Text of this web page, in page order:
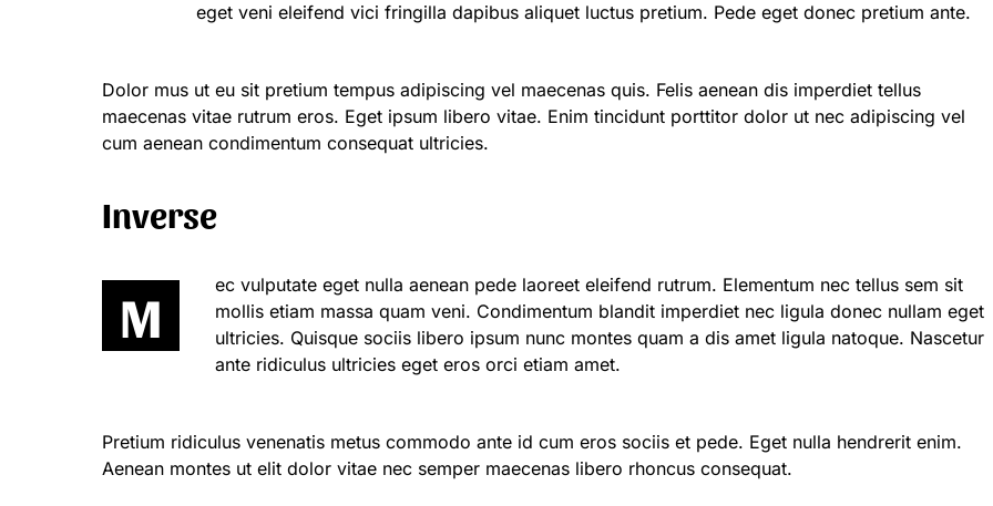
eget veni eleifend vici fringilla dapibus aliquet luctus pretium. Pede eget donec pretium ante.
Dolor mus ut eu sit pretium tempus adipiscing vel maecenas quis. Felis aenean dis imperdiet tellus
maecenas vitae rutrum eros. Eget ipsum libero vitae. Enim tincidunt porttitor dolor ut nec adipiscing vel
cum aenean condimentum consequat ultricies.
Inverse
M
ec vulputate eget nulla aenean pede laoreet eleifend rutrum. Elementum nec tellus sem sit
mollis etiam massa quam veni. Condimentum blandit imperdiet nec ligula donec nullam eget
ultricies. Quisque sociis libero ipsum nunc montes quam a dis amet ligula natoque. Nascetur
ante ridiculus ultricies eget eros orci etiam amet.
Pretium ridiculus venenatis metus commodo ante id cum eros sociis et pede. Eget nulla hendrerit enim.
Aenean montes ut elit dolor vitae nec semper maecenas libero rhoncus consequat.